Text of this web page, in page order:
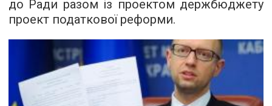
до Ради разом із проектом держбюджету
проект податкової реформи.